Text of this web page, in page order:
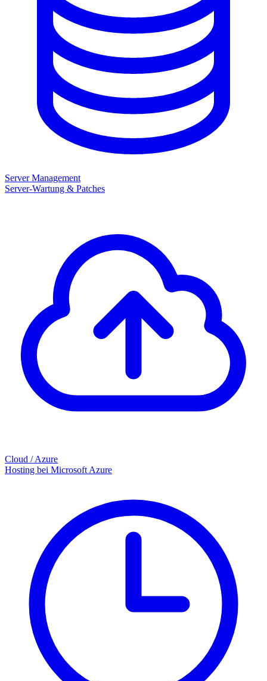
Server Management
Server-Wartung & Patches
Cloud / Azure
Hosting bei Microsoft Azure